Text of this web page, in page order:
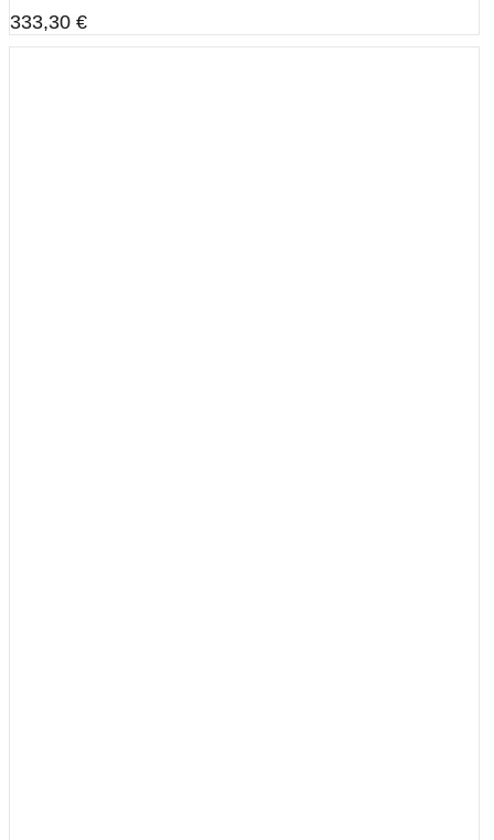
333,30 €